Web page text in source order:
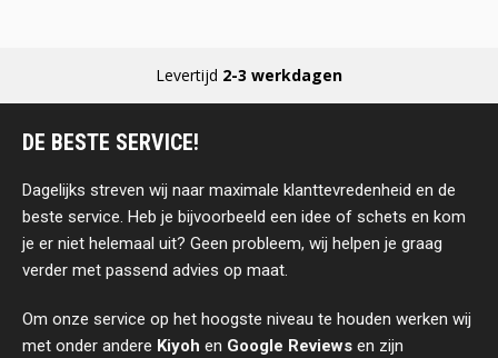
Levertijd 2-3 werkdagen
DE BESTE SERVICE!
Dagelijks streven wij naar maximale klanttevredenheid en de
beste service. Heb je bijvoorbeeld een idee of schets en kom
je er niet helemaal uit? Geen probleem, wij helpen je graag
verder met passend advies op maat.
Om onze service op het hoogste niveau te houden werken wij
met onder andere Kiyoh en Google Reviews en zijn